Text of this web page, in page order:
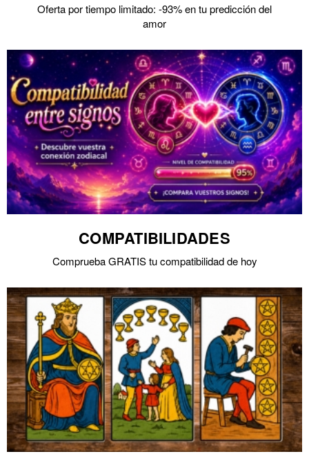
Oferta por tiempo limitado: -93% en tu predicción del
amor
COMPATIBILIDADES
Comprueba GRATIS tu compatibilidad de hoy